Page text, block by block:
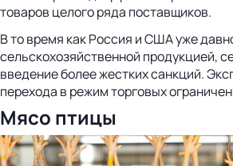
товаров целого ряда поставщиков.
В то время как Россия и США уже
сельскохозяйственной продукцией,
введение более жестких санкций.
перехода в режим торговых
Мясо птицы